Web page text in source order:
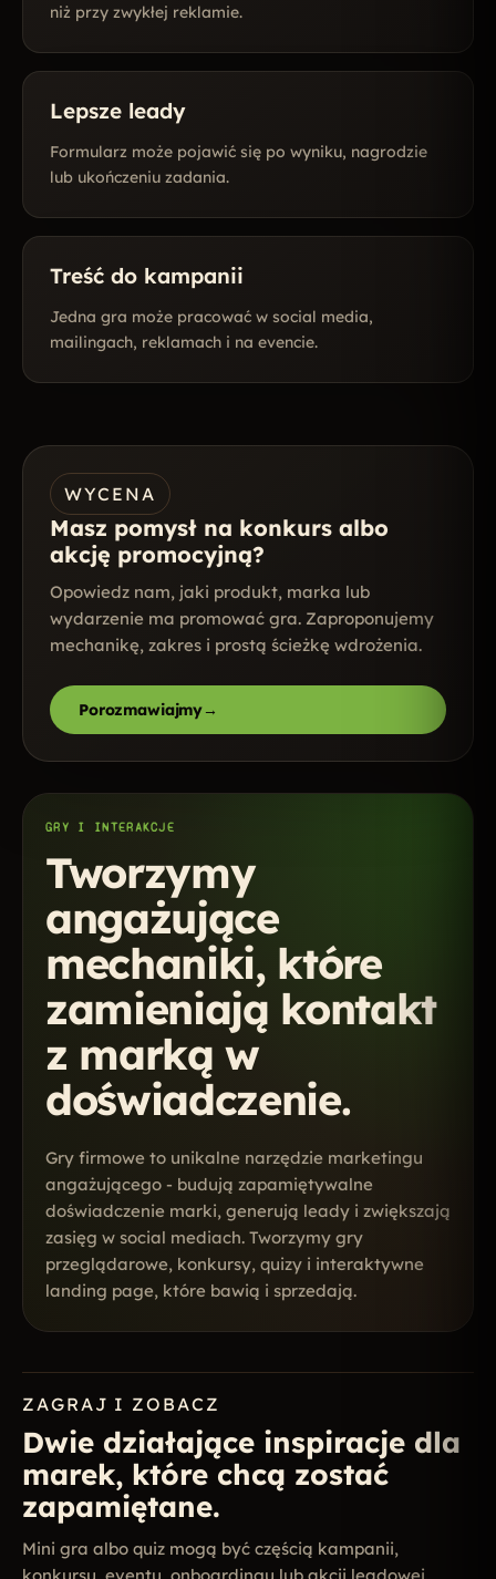
niż przy zwykłej reklamie.
Lepsze leady
Formularz może pojawić się po wyniku, nagrodzie
lub ukończeniu zadania.
Treść do kampanii
Jedna gra może pracować w social media,
mailingach, reklamach i na evencie.
WYCENA
Masz pomysł na konkurs albo
akcję promocyjną?
Opowiedz nam, jaki produkt, marka lub
wydarzenie ma promować gra. Zaproponujemy
mechanikę, zakres i prostą ścieżkę wdrożenia.
Porozmawiajmy→
GRY I INTERAKCJE
Tworzymy
angażujące
mechaniki, które
zamieniają kontakt
z marką w
doświadczenie.
Gry firmowe to unikalne narzędzie marketingu
angażującego - budują zapamiętywalne
doświadczenie marki, generują leady i zwiększają
zasięg w social mediach. Tworzymy gry
przeglądarowe, konkursy, quizy i interaktywne
landing page, które bawią i sprzedają.
ZAGRAJ I ZOBACZ
Dwie działające inspiracje dla
marek, które chcą zostać
zapamiętane.
Mini gra albo quiz mogą być częścią kampanii,